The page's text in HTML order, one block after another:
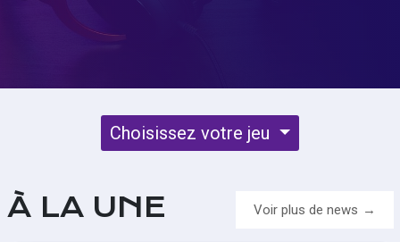
Choisissez votre jeu
À LA UNE Voir plus de news